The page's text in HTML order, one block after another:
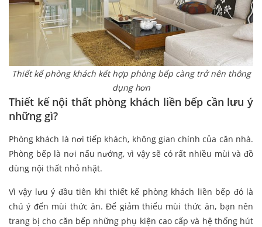
Thiết kế phòng khách kết hợp phòng bếp càng trở nên thông
dụng hơn
Thiết kế nội thất phòng khách liền bếp cần lưu ý
những gì?
Phòng khách là nơi tiếp khách, không gian chính của căn nhà.
Phòng bếp là nơi nấu nướng, vì vậy sẽ có rất nhiều mùi và đồ
dùng nội thất nhỏ nhặt.
Vì vậy lưu ý đầu tiên khi thiết kế phòng khách liền bếp đó là
chú ý đến mùi thức ăn. Để giảm thiểu mùi thức ăn, bạn nên
trang bị cho căn bếp những phụ kiện cao cấp và hệ thống hút